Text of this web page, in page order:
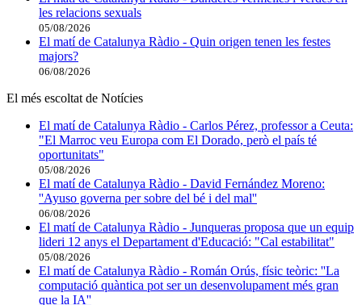
les relacions sexuals
05/08/2026
El matí de Catalunya Ràdio - Quin origen tenen les festes
majors?
06/08/2026
El més escoltat de Notícies
El matí de Catalunya Ràdio - Carlos Pérez, professor a Ceuta:
"El Marroc veu Europa com El Dorado, però el país té
oportunitats"
05/08/2026
El matí de Catalunya Ràdio - David Fernández Moreno:
''Ayuso governa per sobre del bé i del mal''
06/08/2026
El matí de Catalunya Ràdio - Junqueras proposa que un equip
lideri 12 anys el Departament d'Educació: "Cal estabilitat"
05/08/2026
El matí de Catalunya Ràdio - Román Orús, físic teòric: ''La
computació quàntica pot ser un desenvolupament més gran
que la IA''